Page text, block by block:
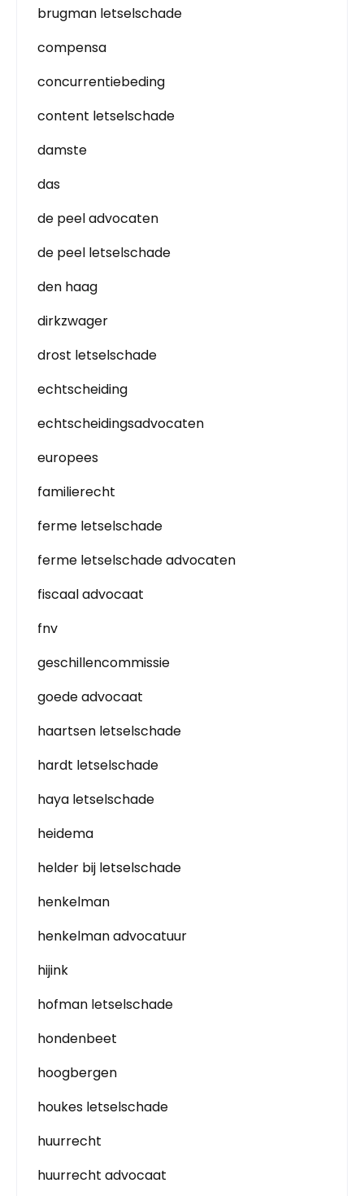
brugman letselschade
compensa
concurrentiebeding
content letselschade
damste
das
de peel advocaten
de peel letselschade
den haag
dirkzwager
drost letselschade
echtscheiding
echtscheidingsadvocaten
europees
familierecht
ferme letselschade
ferme letselschade advocaten
fiscaal advocaat
fnv
geschillencommissie
goede advocaat
haartsen letselschade
hardt letselschade
haya letselschade
heidema
helder bij letselschade
henkelman
henkelman advocatuur
hijink
hofman letselschade
hondenbeet
hoogbergen
houkes letselschade
huurrecht
huurrecht advocaat